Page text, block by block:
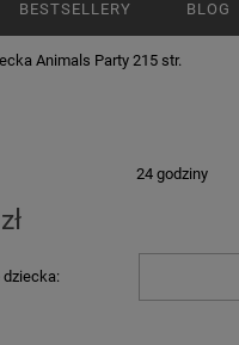
BESTSELLERY BLOG
Animals Party 215 str.
24 godziny
dziecka: